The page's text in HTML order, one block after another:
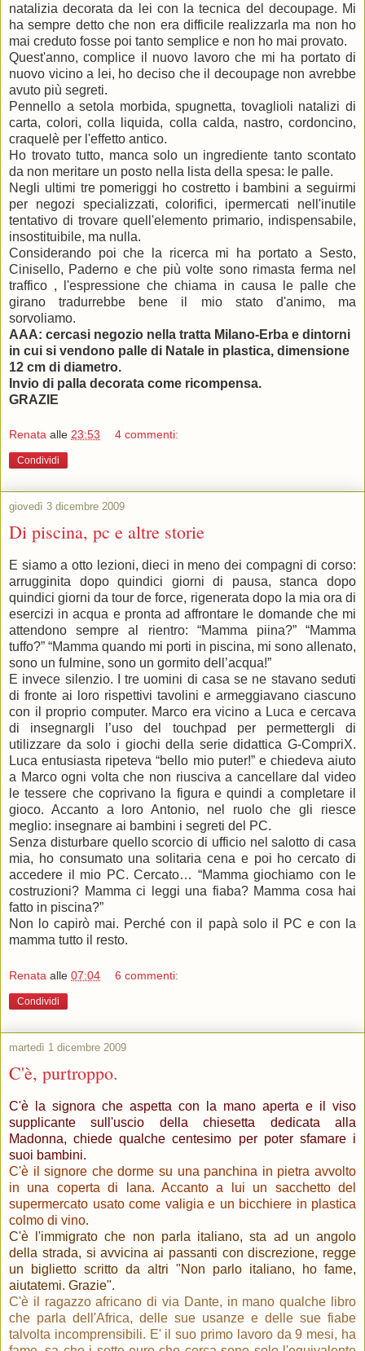
natalizia decorata da lei con la tecnica del decoupage. Mi
ha sempre detto che non era difficile realizzarla ma non ho
mai creduto fosse poi tanto semplice e non ho mai provato.
Quest'anno, complice il nuovo lavoro che mi ha portato di
nuovo vicino a lei, ho deciso che il decoupage non avrebbe
avuto più segreti.
Pennello a setola morbida, spugnetta, tovaglioli natalizi di
carta, colori, colla liquida, colla calda, nastro, cordoncino,
craquelè per l'effetto antico.
Ho trovato tutto, manca solo un ingrediente tanto scontato
da non meritare un posto nella lista della spesa: le palle.
Negli ultimi tre pomeriggi ho costretto i bambini a seguirmi
per negozi specializzati, colorifici, ipermercati nell'inutile
tentativo di trovare quell'elemento primario, indispensabile,
insostituibile, ma nulla.
Considerando poi che la ricerca mi ha portato a Sesto,
Cinisello, Paderno e che più volte sono rimasta ferma nel
traffico , l'espressione che chiama in causa le palle che
girano tradurrebbe bene il mio stato d'animo, ma
sorvoliamo.
AAA: cercasi negozio nella tratta Milano-Erba e dintorni
in cui si vendono palle di Natale in plastica, dimensione
12 cm di diametro.
Invio di palla decorata come ricompensa.
GRAZIE
Renata alle 23:53 4 commenti:
Condividi
giovedì 3 dicembre 2009
Di piscina, pc e altre storie
E siamo a otto lezioni, dieci in meno dei compagni di corso:
arrugginita dopo quindici giorni di pausa, stanca dopo
quindici giorni da tour de force, rigenerata dopo la mia ora di
esercizi in acqua e pronta ad affrontare le domande che mi
attendono sempre al rientro: “Mamma piina?” “Mamma
tuffo?” “Mamma quando mi porti in piscina, mi sono allenato,
sono un fulmine, sono un gormito dell’acqua!”
E invece silenzio. I tre uomini di casa se ne stavano seduti
di fronte ai loro rispettivi tavolini e armeggiavano ciascuno
con il proprio computer. Marco era vicino a Luca e cercava
di insegnargli l’uso del touchpad per permettergli di
utilizzare da solo i giochi della serie didattica G-CompriX.
Luca entusiasta ripeteva “bello mio puter!” e chiedeva aiuto
a Marco ogni volta che non riusciva a cancellare dal video
le tessere che coprivano la figura e quindi a completare il
gioco. Accanto a loro Antonio, nel ruolo che gli riesce
meglio: insegnare ai bambini i segreti del PC.
Senza disturbare quello scorcio di ufficio nel salotto di casa
mia, ho consumato una solitaria cena e poi ho cercato di
accedere il mio PC. Cercato… “Mamma giochiamo con le
costruzioni? Mamma ci leggi una fiaba? Mamma cosa hai
fatto in piscina?”
Non lo capirò mai. Perché con il papà solo il PC e con la
mamma tutto il resto.
Renata alle 07:04 6 commenti:
Condividi
martedì 1 dicembre 2009
C'è, purtroppo.
C'è la signora che aspetta con la mano aperta e il viso
supplicante sull'uscio della chiesetta dedicata alla
Madonna, chiede qualche centesimo per poter sfamare i
suoi bambini.
C'è il signore che dorme su una panchina in pietra avvolto
in una coperta di lana. Accanto a lui un sacchetto del
supermercato usato come valigia e un bicchiere in plastica
colmo di vino.
C'è l'immigrato che non parla italiano, sta ad un angolo
della strada, si avvicina ai passanti con discrezione, regge
un biglietto scritto da altri "Non parlo italiano, ho fame,
aiutatemi. Grazie".
C'è il ragazzo africano di via Dante, in mano qualche libro
che parla dell'Africa, delle sue usanze e delle sue fiabe
talvolta incomprensibili. E' il suo primo lavoro da 9 mesi, ha